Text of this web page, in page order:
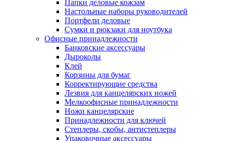
Папки деловые кожзам
Настольные наборы руководителей
Портфели деловые
Сумки и рюкзаки для ноутбука
Офисные принадлежности
Банковские аксессуары
Дыроколы
Клей
Корзины для бумаг
Корректирующие средства
Лезвия для канцелярских ножей
Мелкоофисные принадлежности
Ножи канцелярские
Принадлежности для ключей
Степлеры, скобы, антистеплеры
Упаковочные аксессуары